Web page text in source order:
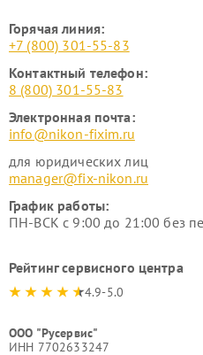
Горячая линия:
+7 (800) 301-55-83
Контактный телефон:
8 (800) 301-55-83
Электронная почта:
info@nikon-fixim.ru
для юридических лиц
manager@fix-nikon.ru
График работы:
ПН-ВСК с 9:00 до 21:00 без
Рейтинг сервисного центра
4.9-5.0
ООО "Русервис"
ИНН 7702633247